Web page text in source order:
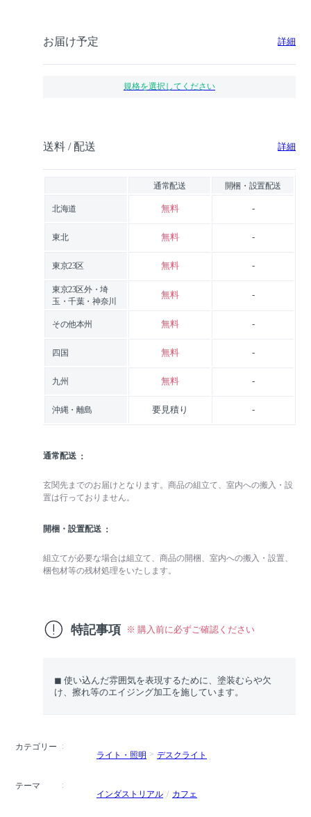
お届け予定 詳細
規格を選択してください
送料 / 配送 詳細
通常配送 開梱・設置配送
北海道 無料 -
東北 無料 -
東京23区 無料 -
東京23区外・埼
玉・千葉・神奈川
無料 -
その他本州 無料 -
四国 無料 -
九州 無料 -
沖縄・離島 要見積り -
通常配送
玄関先までのお届けとなります。商品の組立て、室内への搬入・設
置は行っておりません。
開梱・設置配送
組立てが必要な場合は組立て、商品の開梱、室内への搬入・設置、
梱包材等の残材処理をいたします。
特記事項 ※ 購入前に必ずご確認ください
◼︎ 使い込んだ雰囲気を表現するために、塗装むらや欠
け、擦れ等のエイジング加工を施しています。
カテゴリー
ライト・照明
デスクライト
テーマ
インダストリアル
カフェ